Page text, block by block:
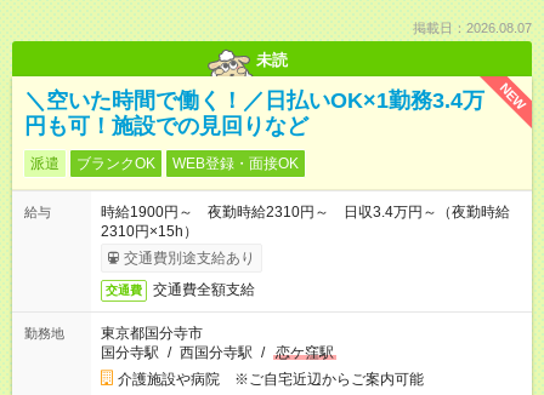
掲載日：2026.08.07
未読
NEW
＼空いた時間で働く！／日払いOK×1勤務3.4万
円も可！施設での見回りなど
派遣 ブランクOK WEB登録・面接OK
給与
時給1900円～ 夜勤時給2310円～ 日収3.4万円～（夜勤時給
2310円×15h）
交通費別途支給あり
交通費 交通費全額支給
勤務地
東京都国分寺市
国分寺駅 / 西国分寺駅 / 恋ケ窪駅
介護施設や病院 ※ご自宅近辺からご案内可能